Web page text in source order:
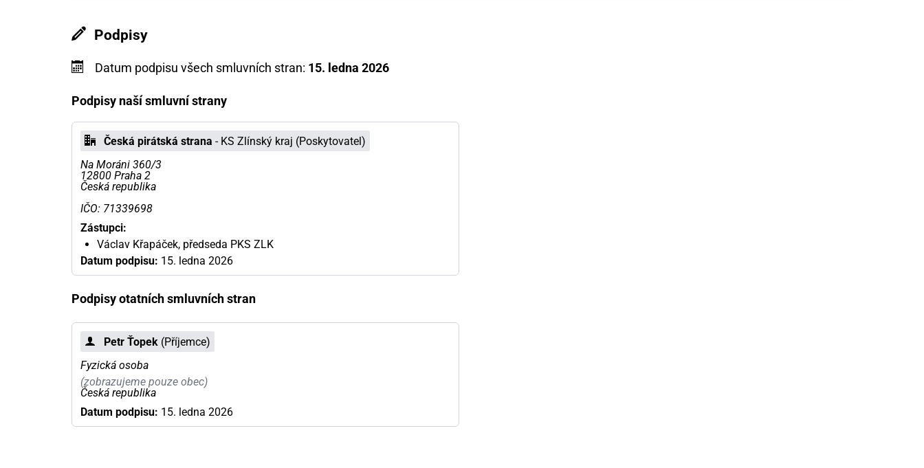
Podpisy
Datum podpisu všech smluvních stran: 15. ledna 2026
Podpisy naší smluvní strany
Česká pirátská strana - KS Zlínský kraj (Poskytovatel)
Na Moráni 360/3
12800 Praha 2
Česká republika
IČO: 71339698
Zástupci:
Václav Křapáček, předseda PKS ZLK
Datum podpisu: 15. ledna 2026
Podpisy otatních smluvních stran
Petr Ťopek (Příjemce)
Fyzická osoba
(zobrazujeme pouze obec)
Česká republika
Datum podpisu: 15. ledna 2026